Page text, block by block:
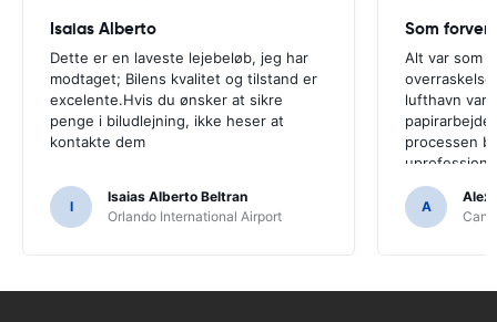
Isaias Alberto
Dette er en laveste lejebeløb, jeg har
modtaget; Bilens kvalitet og tilstand er
excelente.Hvis du ønsker at sikre
penge i biludlejning, ikke heser at
kontakte dem
I
Isaias Alberto Beltran
Orlando International Airport
Som
Alt var som
lufthavn var
processen
A
Alex